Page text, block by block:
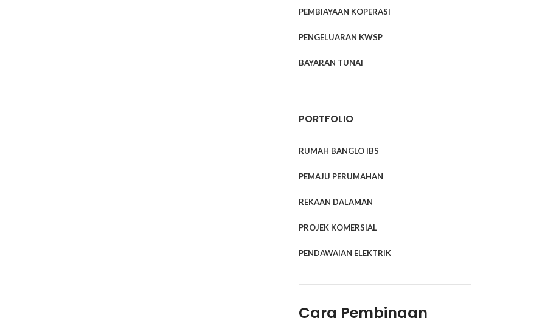
PEMBIAYAAN KOPERASI
PENGELUARAN KWSP
BAYARAN TUNAI
PORTFOLIO
RUMAH BANGLO IBS
PEMAJU PERUMAHAN
REKAAN DALAMAN
PROJEK KOMERSIAL
PENDAWAIAN ELEKTRIK
Cara Pembinaan